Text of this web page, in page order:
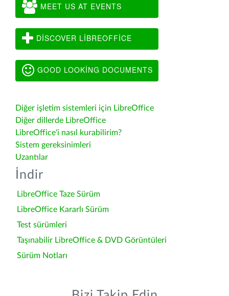
MEET US AT EVENTS
DISCOVER LIBREOFFICE
GOOD LOOKING DOCUMENTS
Diğer işletim sistemleri için LibreOffice
Diğer dillerde LibreOffice
LibreOffice'i nasıl kurabilirim?
Sistem gereksinimleri
Uzantılar
İndir
LibreOffice Taze Sürüm
LibreOffice Kararlı Sürüm
Test sürümleri
Taşınabilir LibreOffice & DVD Görüntüleri
Sürüm Notları